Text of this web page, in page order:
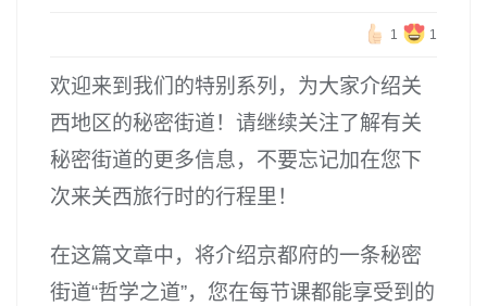
1 1
欢迎来到我们的特别系列，为大家介绍关
西地区的秘密街道！请继续关注了解有关
秘密街道的更多信息，不要忘记加在您下
次来关西旅行时的行程里！
在这篇文章中，将介绍京都府的一条秘密
街道“哲学之道”，您在每节课都能享受到的